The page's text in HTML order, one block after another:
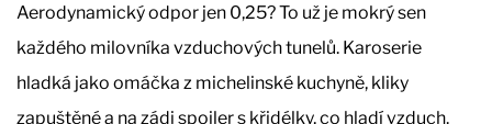
Aerodynamický odpor jen 0,25? To už je mokrý sen
každého milovníka vzduchových tunelů. Karoserie
hladká jako omáčka z michelinské kuchyně, kliky
zapuštěné a na zádi spoiler s křidélky, co hladí vzduch.